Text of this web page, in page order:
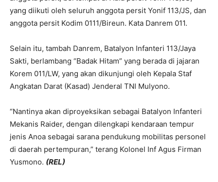
yang diikuti oleh seluruh anggota persit Yonif 113/JS, dan
anggota persit Kodim 0111/Bireun. Kata Danrem 011.
Selain itu, tambah Danrem, Batalyon Infanteri 113/Jaya
Sakti, berlambang “Badak Hitam” yang berada di jajaran
Korem 011/LW, yang akan dikunjungi oleh Kepala Staf
Angkatan Darat (Kasad) Jenderal TNI Mulyono.
“Nantinya akan diproyeksikan sebagai Batalyon Infanteri
Mekanis Raider, dengan dilengkapi kendaraan tempur
jenis Anoa sebagai sarana pendukung mobilitas personel
di daerah pertempuran,” terang Kolonel Inf Agus Firman
Yusmono. (REL)